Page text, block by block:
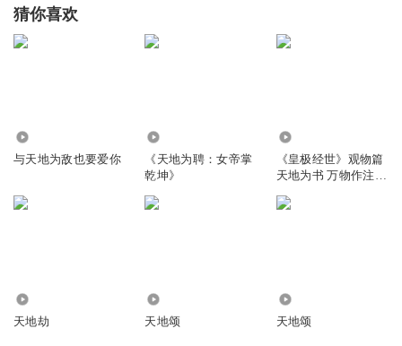
猜你喜欢
与天地为敌也要爱你
《天地为聘：女帝掌
乾坤》
《皇极经世》观物篇
天地为书 万物作注的
天地劫 天地颂 天地颂